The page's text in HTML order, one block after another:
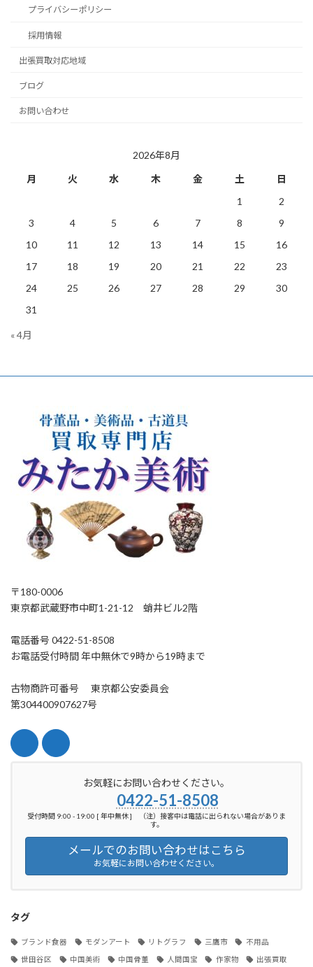
プライバシーポリシー
採用情報
出張買取対応地域
ブログ
お問い合わせ
2026年8月
月
火 水 木 金 土
日
1
2
3
4 5 6 7 8
9
10
11 12 13 14 15
16
17
18 19 20 21 22
23
24
25 26 27 28 29
30
31
« 4月
〒180-0006
東京都武蔵野市中町1-21-12 蛸井ビル2階
電話番号 0422-51-8508
お電話受付時間 年中無休で9時から19時まで
古物商許可番号 東京都公安委員会
第304400907627号
お気軽にお問い合わせください。
0422-51-8508
受付時間 9:00 - 19:00 [ 年中無休 ] （注）接客中は電話に出られない場合がありま
す。
メールでのお問い合わせはこちら
お気軽にお問い合わせください。
タグ
ブランド食器 モダンアート リトグラフ 三鷹市 不用品
世田谷区 中国美術 中国骨董 人間国宝 作家物 出張買取